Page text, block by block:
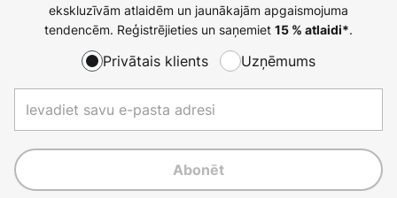
ekskluzīvām atlaidēm un jaunākajām apgaismojuma
tendencēm. Reģistrējieties un saņemiet 15 % atlaidi*.
Privātais klients Uzņēmums
Abonēt